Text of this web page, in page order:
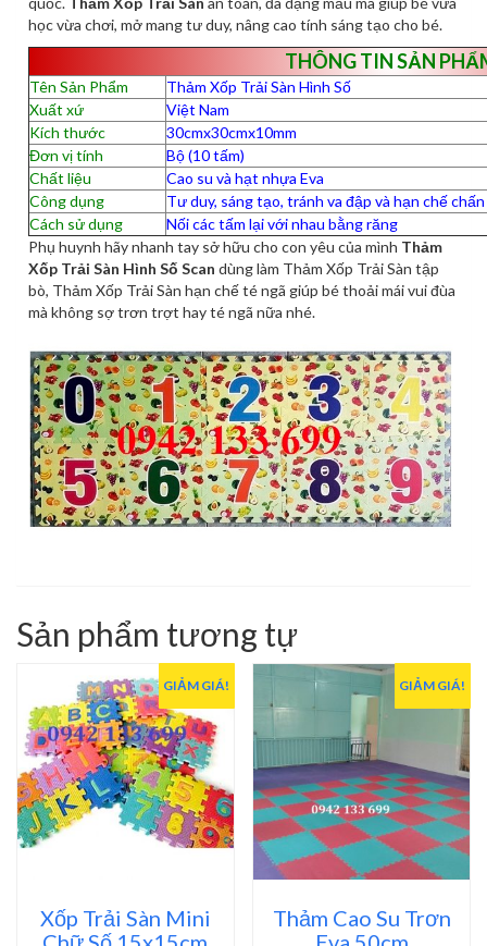
học vừa chơi, mở mang tư duy, nâng cao tính sáng tạo cho bé.
THÔNG TIN SẢN
Tên Sản Phẩm
Thảm Xốp Trải Sàn Hình Số
Xuất xứ
Việt Nam
Kích thước
30cmx30cmx10mm
Đơn vị tính
Bộ (10 tấm)
Chất liệu
Cao su và hạt nhựa Eva
Công dụng
Tư duy, sáng tạo, tránh va đập và hạn chế
Cách sử dụng
Nối các tấm lại với nhau bằng răng
Phụ huynh hãy nhanh tay sở hữu cho con yêu của mình Thảm
Xốp Trải Sàn Hình Số Scan dùng làm Thảm Xốp Trải Sàn tập
bò, Thảm Xốp Trải Sàn hạn chế té ngã giúp bé thoải mái vui đùa
mà không sợ trơn trợt hay té ngã nữa nhé.
Sản phẩm tương tự
GIẢM GIÁ!
Xốp Trải Sàn Mini
GIẢM GIÁ!
Thảm Cao Su Trơn